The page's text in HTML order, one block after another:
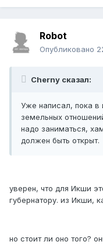
Robot
Опубликовано
Cherny сказал:
Уже написал, пока
земельных
надо заниматься,
должен быть открыт.
уверен, что для Икши
губернатору. из Икши,
но стоит ли оно того?